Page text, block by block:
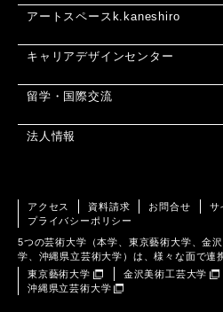
アートスペースk.kaneshiro
キャリアデザインセンター
留学・国際交流
法人情報
アクセス 資料請求 お問合せ
サ
プライバシーポリシー
5つの芸術大学（本学、東京藝術大学、金
学、沖縄県立芸術大学）は、様々な面で連
東京藝術大学
金沢美術工芸大学
沖縄県立芸術大学